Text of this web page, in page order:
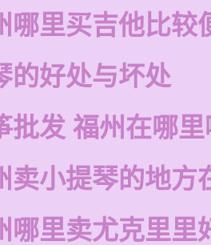
哪里买吉他比较
的好处与坏处
批发 福州在哪
卖小提琴的地方
哪里卖尤克里里